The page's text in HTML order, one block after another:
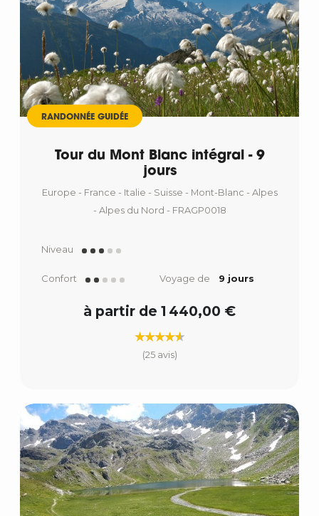
RANDONNÉE GUIDÉE
Tour du Mont Blanc intégral - 9
jours
Europe - France - Italie - Suisse - Mont-Blanc - Alpes
- Alpes du Nord - FRAGP0018
Niveau
Confort Voyage de 9 jours
à partir de 1 440,00 €
(25 avis)